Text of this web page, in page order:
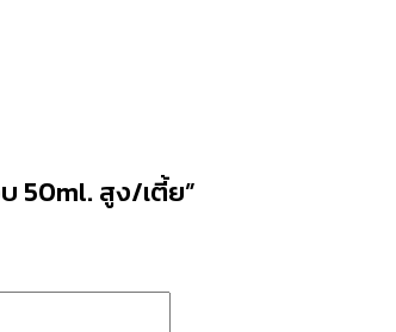
50ml. สูง/เตี้ย”